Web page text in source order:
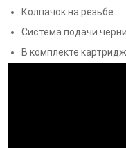
Колпачок на резьбе
Система подачи
В комплекте